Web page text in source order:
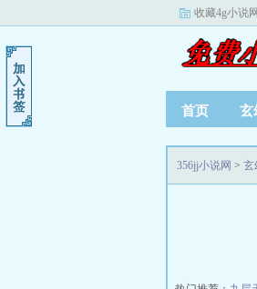
收藏4g小说网
首页 玄
356jj小说网 > 玄